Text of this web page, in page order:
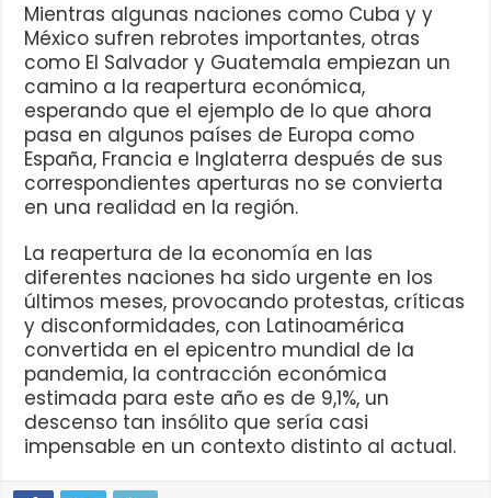
Mientras algunas naciones como Cuba y y
México sufren rebrotes importantes, otras
como El Salvador y Guatemala empiezan un
camino a la reapertura económica,
esperando que el ejemplo de lo que ahora
pasa en algunos países de Europa como
España, Francia e Inglaterra después de sus
correspondientes aperturas no se convierta
en una realidad en la región.
La reapertura de la economía en las
diferentes naciones ha sido urgente en los
últimos meses, provocando protestas, críticas
y disconformidades, con Latinoamérica
convertida en el epicentro mundial de la
pandemia, la contracción económica
estimada para este año es de 9,1%, un
descenso tan insólito que sería casi
impensable en un contexto distinto al actual.